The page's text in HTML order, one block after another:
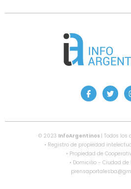
© 2023 InfoArgentinos | Todos los
• Registro de propiedad
• Propiedad de
• Domicilio - Ciudad de